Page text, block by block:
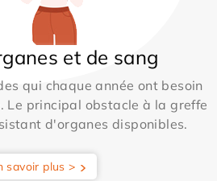
et de sang
qui chaque année ont besoin
Le principal obstacle à la greffe
d'organes disponibles.
savoir plus >